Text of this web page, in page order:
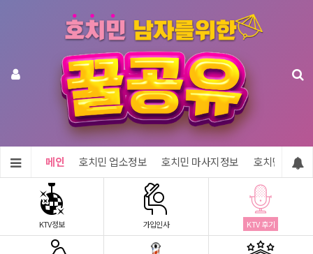
메인 호치민 업소정보 호치민 마사지정보 호치민 숙소
KTV정보 가입인사 KTV 후기